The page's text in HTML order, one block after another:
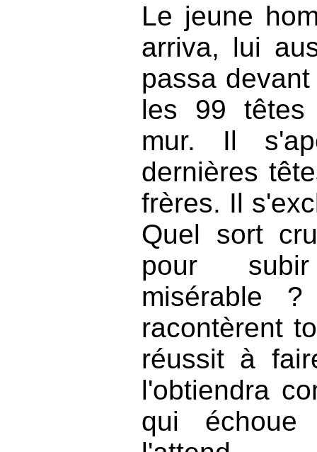
Le jeune
arriva, lui
passa
les 99
mur. Il
dernières
frères. Il
Quel sort
pour
misérable
racontèrent
réussit à
l'obtiendra
qui